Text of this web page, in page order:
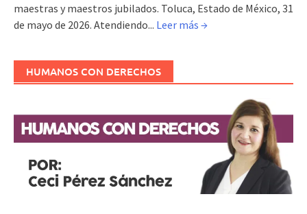
maestras y maestros jubilados. Toluca, Estado de México, 31
de mayo de 2026. Atendiendo... Leer más →
HUMANOS CON DERECHOS